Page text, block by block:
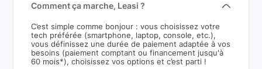
Comment ça marche, Leasi ?
C’est simple comme bonjour : vous choisissez votre
tech préférée (smartphone, laptop, console, etc.),
vous définissez une durée de paiement adaptée à vos
besoins (paiement comptant ou financement jusqu'à
60 mois*), choisissez vos options et c’est parti !